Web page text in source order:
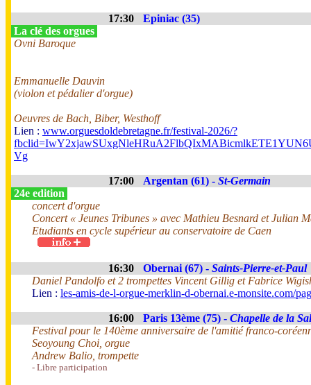
17:30
Epiniac (35)
La clé des orgues
Ovni Baroque
Emmanuelle Dauvin
(violon et pédalier d'orgue)
Oeuvres de Bach, Biber, Westhoff
Lien : www.orguesdoldebretagne.fr/festival-2026/?
Vg
17:00 Argentan (61) - St-Germain
24e edition
concert d'orgue
Concert « Jeunes Tribunes » avec Mathieu Besnard et Julian
Etudiants en cycle supérieur au conservatoire de Caen
16:30 Obernai (67) - Saints-Pierre-et-Paul
Daniel Pandolfo et 2 trompettes Vincent Gillig et Fabrice
Lien : les-amis-de-l-orgue-merklin-d-obernai.e-monsite.com/
16:00 Paris 13ème (75) - Chapelle de la
Festival pour le 140ème anniversaire de l'amitié franco-
Seoyoung Choi, orgue
Andrew Balio, trompette
- Libre participation